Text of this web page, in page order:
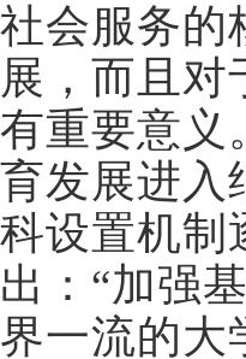
社会服务的
展，而且
有重要意义
育发展进入
科设置机制
出：“加强
界一流的大